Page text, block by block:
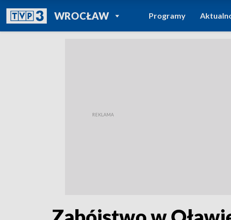
WROCŁAWPOWRÓT DO
TVP REGIONY
Programy